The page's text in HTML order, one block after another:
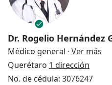
Dr. Rogelio Hernández
Médico general · Ver más
Querétaro 1 dirección
No. de cédula: 3076247